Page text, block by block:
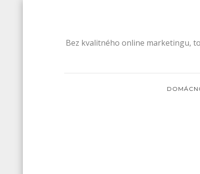
Bez kvalitného online marketingu,